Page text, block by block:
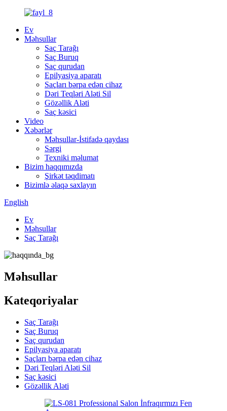
Ev
Məhsullar
Saç Tarağı
Saç Buruq
Saç qurudan
Epilyasiya aparatı
Saçları bərpa edən cihaz
Dəri Teqləri Aləti Sil
Gözəllik Aləti
Saç kəsici
Video
Xəbərlər
Məhsullar-İstifadə qaydası
Sərgi
Texniki məlumat
Bizim haqqımızda
Şirkət təqdimatı
Bizimlə əlaqə saxlayın
English
Ev
Məhsullar
Saç Tarağı
Məhsullar
Kateqoriyalar
Saç Tarağı
Saç Buruq
Saç qurudan
Epilyasiya aparatı
Saçları bərpa edən cihaz
Dəri Teqləri Aləti Sil
Saç kəsici
Gözəllik Aləti